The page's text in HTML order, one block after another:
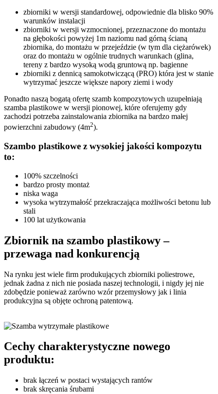
zbiorniki w wersji standardowej, odpowiednie dla blisko 90%
warunków instalacji
zbiorniki w wersji wzmocnionej, przeznaczone do montażu
na głębokości powyżej 1m naziomu nad górną ścianą
zbiornika, do montażu w przejeździe (w tym dla ciężarówek)
oraz do montażu w ogólnie trudnych warunkach (glina,
tereny z bardzo wysoką wodą gruntową np. bagienne
zbiorniki z dennicą samokotwiczącą (PRO) która jest w stanie
wytrzymać jeszcze większe napory ziemi i wody
Ponadto naszą bogatą ofertę szamb kompozytowych uzupełniają
szamba plastikowe w wersji pionowej, które oferujemy gdy
zachodzi potrzeba zainstalowania zbiornika na bardzo małej
powierzchni zabudowy (4m2).
Szambo plastikowe z wysokiej jakości kompozytu
to:
100% szczelności
bardzo prosty montaż
niska waga
wysoka wytrzymałość przekraczająca możliwości betonu lub
stali
100 lat użytkowania
Zbiornik na szambo plastikowy–
przewaga nad konkurencją
Na rynku jest wiele firm produkujących zbiorniki poliestrowe,
jednak żadna z nich nie posiada naszej technologii, i nigdy jej nie
zdobędzie ponieważ zarówno wzór przemysłowy jak i linia
produkcyjna są objęte ochroną patentową.
Cechy charakterystyczne nowego
produktu:
brak łączeń w postaci wystających rantów
brak skręcania śrubami